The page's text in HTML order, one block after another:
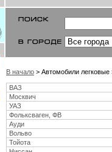
В начало > Автомобили легковые
ВАЗ
Москвич
УАЗ
Фольксваген, ФВ
Ауди
Вольво
Тойота